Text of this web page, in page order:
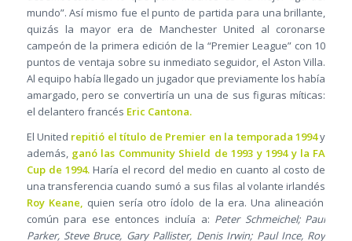
mundo”. Así mismo fue el punto de partida para una brillante,
quizás la mayor era de Manchester United al coronarse
campeón de la primera edición de la “Premier League” con 10
puntos de ventaja sobre su inmediato seguidor, el Aston Villa.
Al equipo había llegado un jugador que previamente los había
amargado, pero se convertiría un una de sus figuras míticas:
el delantero francés Eric Cantona.
El United repitió el título de Premier en la temporada 1994y
además, ganó las Community Shield de 1993 y 1994 y la FA
Cup de 1994.Haría el record del medio en cuanto al costo de
una transferencia cuando sumó a sus filas al volante irlandés
Roy Keane, quien sería otro ídolo de la era. Una alineación
común para ese entonces incluía a: Peter Schmeichel; Paul
Parker, Steve Bruce, Gary Pallister, Denis Irwin; Paul Ince, Roy